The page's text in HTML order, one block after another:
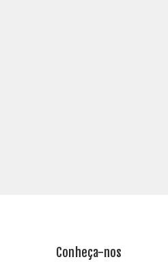
Conheça-nos